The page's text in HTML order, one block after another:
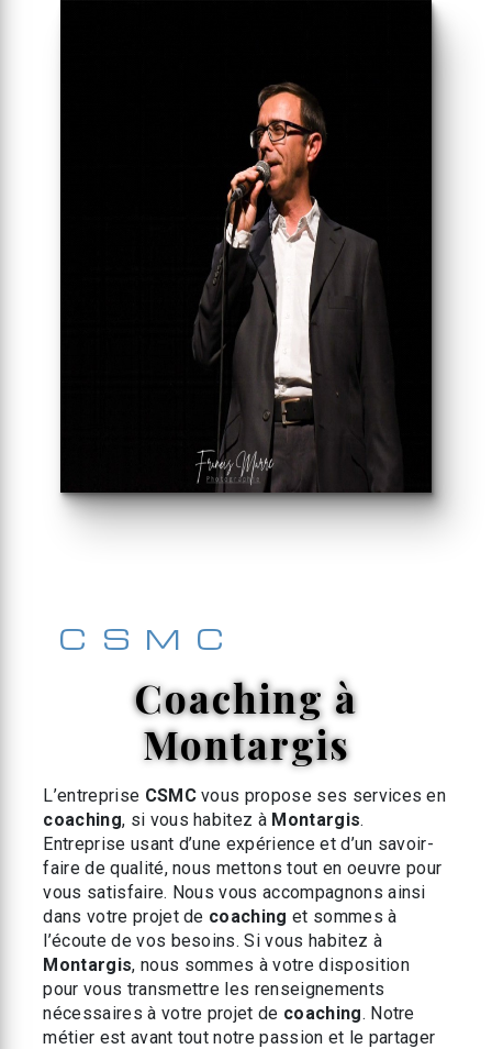
CSMC
coaching à
Montargis
L’entreprise CSMCvous propose ses services en
coaching, si vous habitez à Montargis.
Entreprise usant d’une expérience et d’un savoir-
faire de qualité, nous mettons tout en oeuvre pour
vous satisfaire. Nous vous accompagnons ainsi
dans votre projet de coaching et sommes à
l’écoute de vos besoins. Si vous habitez à
Montargis, nous sommes à votre disposition
pour vous transmettre les renseignements
nécessaires à votre projet de coaching. Notre
métier est avant tout notre passion et le partager